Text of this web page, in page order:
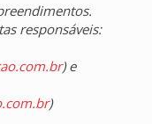
responsáveis:
) e
)